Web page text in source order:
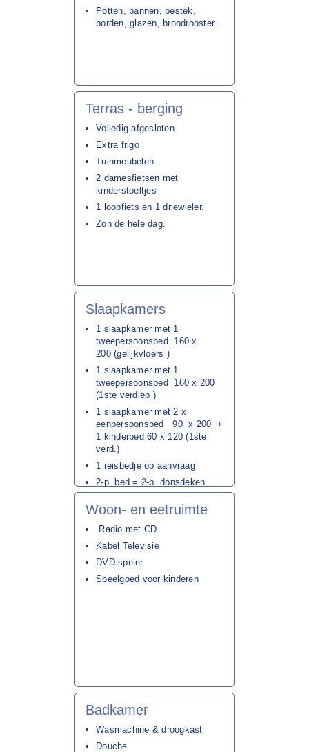
Potten, pannen, bestek,
borden, glazen, broodrooster...
Terras - berging
Volledig afgesloten.
Extra frigo
Tuinmeubelen.
2 damesfietsen met
kinderstoeltjes
1 loopfiets en 1 driewieler.
Zon de hele dag.
Slaapkamers
1 slaapkamer met 1
tweepersoonsbed 160 x
200 (gelijkvloers )
1 slaapkamer met 1
tweepersoonsbed 160 x 200
(1ste verdiep )
1 slaapkamer met 2 x
eenpersoonsbed 90 x 200 +
1 kinderbed 60 x 120 (1ste
verd.)
1 reisbedje op aanvraag
2-p. bed = 2-p. donsdeken
240x220 cm
1-p. bed = 1-p. donsdeken
Woon- en eetruimte
Radio met CD
Kabel Televisie
DVD speler
Speelgoed voor kinderen
Badkamer
Wasmachine & droogkast
Douche